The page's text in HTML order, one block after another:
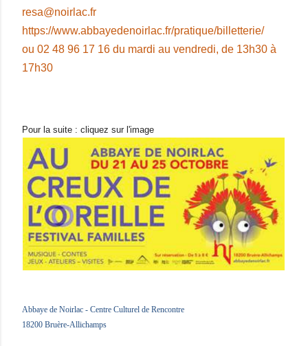
resa@noirlac.fr
https://www.abbayedenoirlac.fr/pratique/billetterie/
ou 02 48 96 17 16 du mardi au vendredi, de 13h30 à
17h30
Pour la suite : cliquez sur l'image
Abbaye de Noirlac - Centre Culturel de Rencontre
18200 Bruère-Allichamps